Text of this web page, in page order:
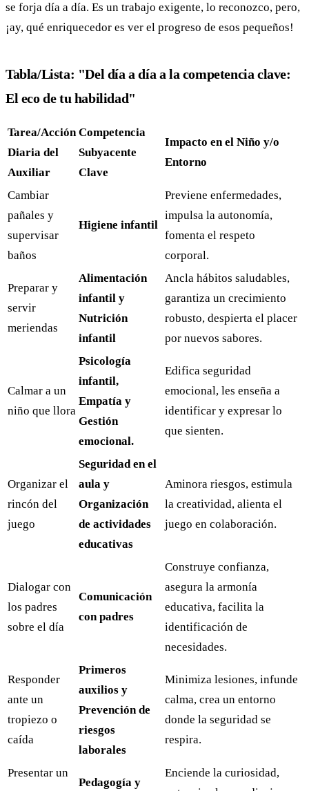
se forja día a día. Es un trabajo exigente, lo reconozco, pero,
¡ay, qué enriquecedor es ver el progreso de esos pequeños!
Tabla/Lista: "Del día a día a la competencia clave:
El eco de tu habilidad"
Tarea/Acción
Diaria del
Auxiliar
Competencia
Subyacente
Clave
Impacto en el Niño y/o
Entorno
Cambiar
pañales y
supervisar
baños
Higiene infantil
Previene enfermedades,
impulsa la autonomía,
fomenta el respeto
corporal.
Preparar y
servir
meriendas
Alimentación
infantil y
Nutrición
infantil
Ancla hábitos saludables,
garantiza un crecimiento
robusto, despierta el placer
por nuevos sabores.
Calmar a un
niño que llora
Psicología
infantil,
Empatía y
Gestión
emocional.
Edifica seguridad
emocional, les enseña a
identificar y expresar lo
que sienten.
Organizar el
rincón del
juego
Seguridad en el
aula y
Organización
de actividades
educativas
Aminora riesgos, estimula
la creatividad, alienta el
juego en colaboración.
Dialogar con
los padres
sobre el día
Comunicación
con padres
Construye confianza,
asegura la armonía
educativa, facilita la
identificación de
necesidades.
Responder
ante un
tropiezo o
caída
Primeros
auxilios y
Prevención de
riesgos
laborales
Minimiza lesiones, infunde
calma, crea un entorno
donde la seguridad se
respira.
Presentar un
Pedagogía y
Enciende la curiosidad,